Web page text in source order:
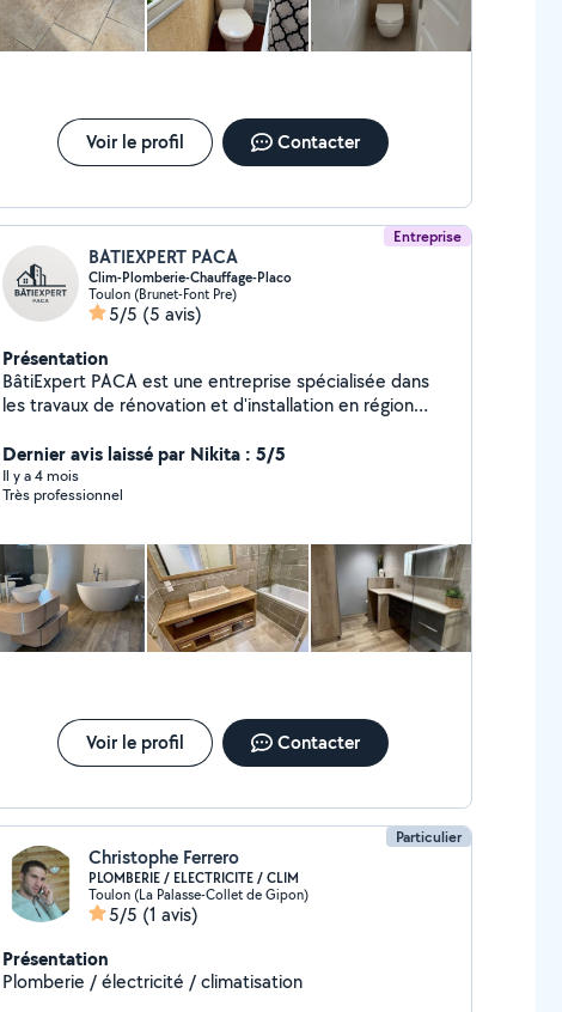
Voir le profil Contacter
Entreprise
BATIEXPERT PACA
Clim-Plomberie-Chauffage-Placo
Toulon (Brunet-Font Pre)
5/5 (5 avis)
Présentation
BâtiExpert PACA est une entreprise spécialisée dans
les travaux de rénovation et d'installation en région
pour particuliers et professionnels : climatisation,
plomberie (installation, dépannage, urgences),
chauffage (chaudières, chauffe-eaux, planchers
entretien, réparation), ainsi que les travaux de
rénovation intérieure et extérieure : carrelage,
maçonnerie, placo, peinture et ravalement de façade.
Grâce à notre savoir-faire, notre réactivité et nos tarifs
compétitifs, nous garantissons des prestations de
Dernier avis laissé par Nikita : 5/5
Il y a 4 mois
Très professionnel
Voir le profil Contacter
Particulier
Christophe Ferrero
PLOMBERIE / ELECTRICITE / CLIM
Toulon (La Palasse-Collet de Gipon)
5/5 (1 avis)
Présentation
Plomberie / électricité / climatisation